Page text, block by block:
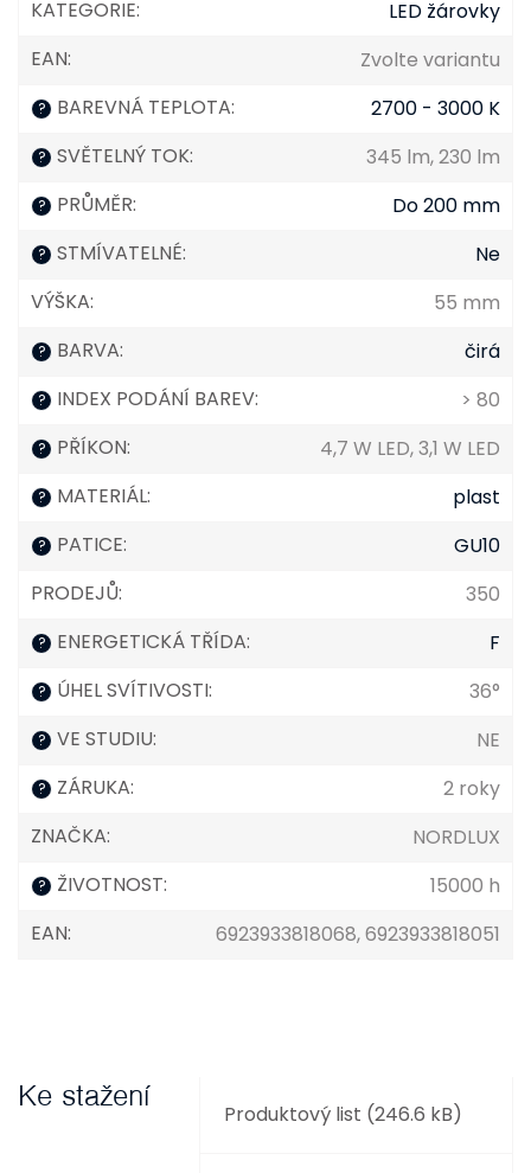
KATEGORIE:
LED žárovky
EAN: Zvolte variantu
? BAREVNÁ TEPLOTA: 2700 - 3000 K
? SVĚTELNÝ TOK: 345 lm, 230 lm
? PRŮMĚR: Do 200 mm
? STMÍVATELNÉ:
Ne
VÝŠKA: 55 mm
? BARVA: čirá
? INDEX PODÁNÍ BAREV: > 80
? PŘÍKON: 4,7 W LED, 3,1 W LED
? MATERIÁL: plast
? PATICE:
GU10
PRODEJŮ: 350
? ENERGETICKÁ TŘÍDA: F
? ÚHEL SVÍTIVOSTI: 36°
? VE STUDIU: NE
? ZÁRUKA:
2 roky
ZNAČKA: NORDLUX
? ŽIVOTNOST:
15000 h
EAN: 6923933818068, 6923933818051
Ke stažení
Produktový list (246.6 kB)